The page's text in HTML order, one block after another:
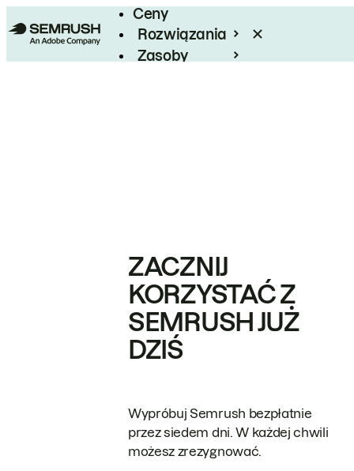
Ceny
Rozwiązania
Zasoby
ZACZNIJ
KORZYSTAĆ Z
SEMRUSH JUŻ
DZIŚ
Wypróbuj Semrush bezpłatnie
przez siedem dni. W każdej chwili
możesz zrezygnować.